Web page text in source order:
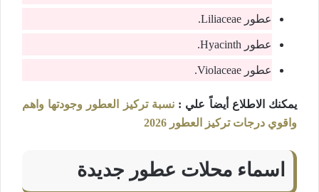
عطور Liliaceae.
عطور Hyacinth.
عطور Violaceae.
يمكنك الاطلاع أيضاً علي :نسبة تركيز العطور وجودتها واهم
واقوي درجات تركيز العطور 2026
اسماء محلات عطور جديدة